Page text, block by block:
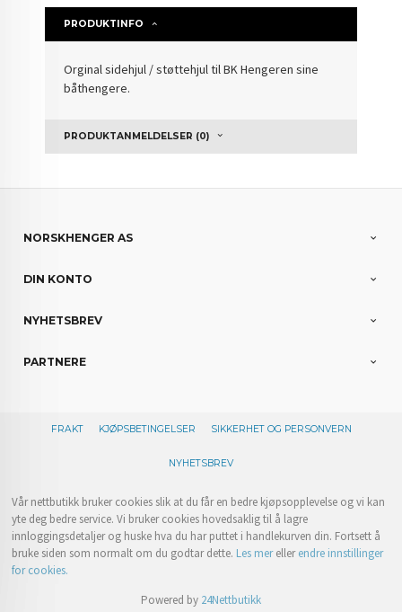
PRODUKTINFO
Orginal sidehjul / støttehjul til BK Hengeren sine
båthengere.
PRODUKTANMELDELSER (0)
NORSKHENGER AS
DIN KONTO
NYHETSBREV
PARTNERE
FRAKT KJØPSBETINGELSER SIKKERHET OG PERSONVERN
NYHETSBREV
Vår nettbutikk bruker cookies slik at du får en bedre kjøpsopplevelse og vi kan
yte deg bedre service. Vi bruker cookies hovedsaklig til å lagre
innloggingsdetaljer og huske hva du har puttet i handlekurven din. Fortsett å
bruke siden som normalt om du godtar dette. Les merellerendre innstillinger
for cookies.
Powered by 24Nettbutikk